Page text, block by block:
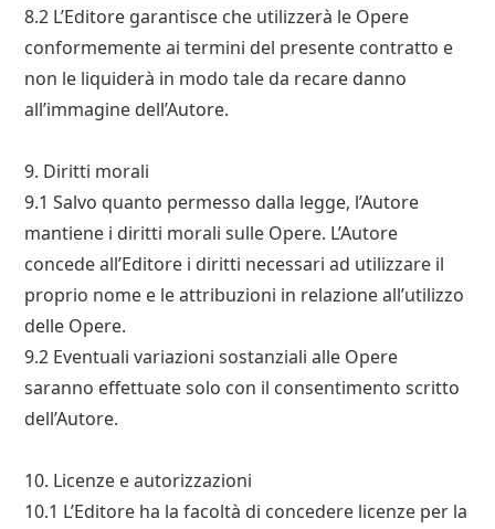
8.2 L’Editore garantisce che utilizzerà le Opere
conformemente ai termini del presente contratto e
non le liquiderà in modo tale da recare danno
all’immagine dell’Autore.
9. Diritti morali
9.1 Salvo quanto permesso dalla legge, l’Autore
mantiene i diritti morali sulle Opere. L’Autore
concede all’Editore i diritti necessari ad utilizzare il
proprio nome e le attribuzioni in relazione all’utilizzo
delle Opere.
9.2 Eventuali variazioni sostanziali alle Opere
saranno effettuate solo con il consentimento scritto
dell’Autore.
10. Licenze e autorizzazioni
10.1 L’Editore ha la facoltà di concedere licenze per la